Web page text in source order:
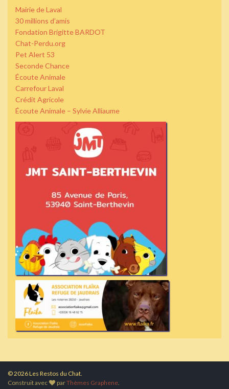
Mairie de Laval
30 millions d’amis
Fondation Brigitte BARDOT
Chat-Perdu.org
Pet Alert 53
Seconde Chance
Écoute Animale
Carrefour Laval
Crédit Agricole
Écoute Animale – Sylvie Alliaume
© 2026 Les Restos du Chat.
Construit avec
parThèmes Graphene